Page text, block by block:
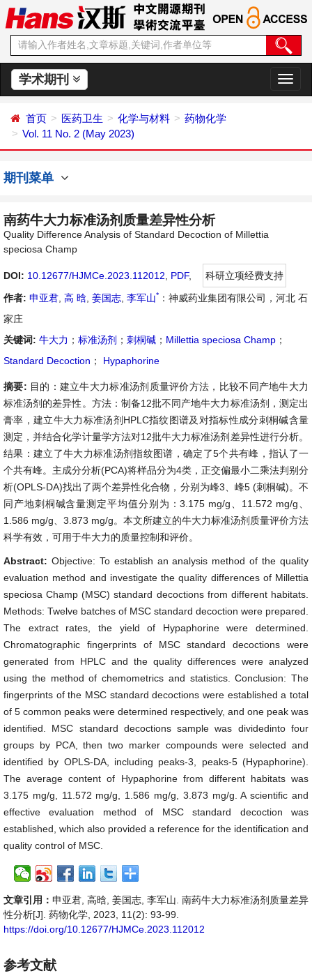
学术期刊
切
换
首页 医药卫生 化学与材料
药物化学
Vol. 11 No. 2 (May 2023)
期刊菜单
南药牛大力标准汤剂质量差异性分析
Quality Difference Analysis of Standard Decoction of Millettia
speciosa Champ
DOI: 10.12677/HJMCe.2023.112012 PDF,
科研立项经费支持
作者: 申亚君 高 晗 姜国志 李军山* ：神威药业集团有限公司，河北 石
家庄
关键词: 牛大力 ； 标准汤剂 ； 刺桐碱 ； Millettia speciosa Champ ；
Standard Decoction ； Hypaphorine
摘要: 目的：建立牛大力标准汤剂质量评价方法，比较不同产地牛大力
标准汤剂的差异性。方法：制备12批不同产地牛大力标准汤剂，测定出
膏率，建立牛大力标准汤剂HPLC指纹图谱及对指标性成分刺桐碱含量
测定，并结合化学计量学方法对12批牛大力标准汤剂差异性进行分析。
结果：建立了牛大力标准汤剂指纹图谱，确定了5个共有峰，指认了一
个共有峰。主成分分析(PCA)将样品分为4类，正交偏最小二乘法判别分
析(OPLS-DA)找出了两个差异性化合物，分别为峰3、峰5 (刺桐碱)。不
同产地刺桐碱含量测定平均值分别为：3.175 mg/g、11.572 mg/g、
1.586 mg/g、3.873 mg/g。本文所建立的牛大力标准汤剂质量评价方法
科学有效，可用于牛大力的质量控制和评价。
Abstract: Objective: To establish an analysis method of the quality
evaluation method and investigate the quality differences of Millettia
speciosa Champ (MSC) standard decoctions from different habitats.
Methods: Twelve batches of MSC standard decoction were prepared.
The extract rates, the yield of Hypaphorine were determined.
Chromatographic fingerprints of MSC standard decoctions were
generated from HPLC and the quality differences were analyzed
using the method of chemometrics and statistics. Conclusion: The
fingerprints of the MSC standard decoctions were established a total
of 5 common peaks were determined respectively, and one peak was
identified. MSC standard decoctions sample was dividedinto four
groups by PCA, then two marker compounds were selected and
identified by OPLS-DA, including peaks-3, peaks-5 (Hypaphorine).
The average content of Hypaphorine from different habitats was
3.175 mg/g, 11.572 mg/g, 1.586 mg/g, 3.873 mg/g. A scientific and
effective evaluation method of MSC standard decoction was
established, which also provided a reference for the identification and
quality control of MSC.
文章引用： 申亚君, 高晗, 姜国志, 李军山. 南药牛大力标准汤剂质量差异
性分析[J]. 药物化学, 2023, 11(2): 93-99.
https://doi.org/10.12677/HJMCe.2023.112012
参考文献